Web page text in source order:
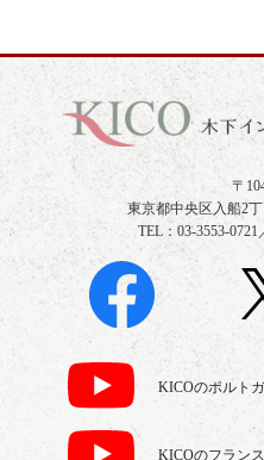
〒
東京都中央区入船2
TEL：03-3553-
KICOのポルト
KICOのフラン